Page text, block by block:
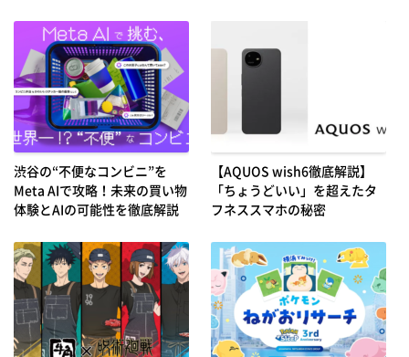
渋谷の“不便なコンビニ”を
Meta AIで攻略！未来の買い物
体験とAIの可能性を徹底解説
【AQUOS wish6徹底解説】
「ちょうどいい」を超えたタ
フネススマホの秘密